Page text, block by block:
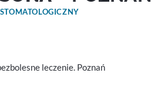
leczenie. Poznań